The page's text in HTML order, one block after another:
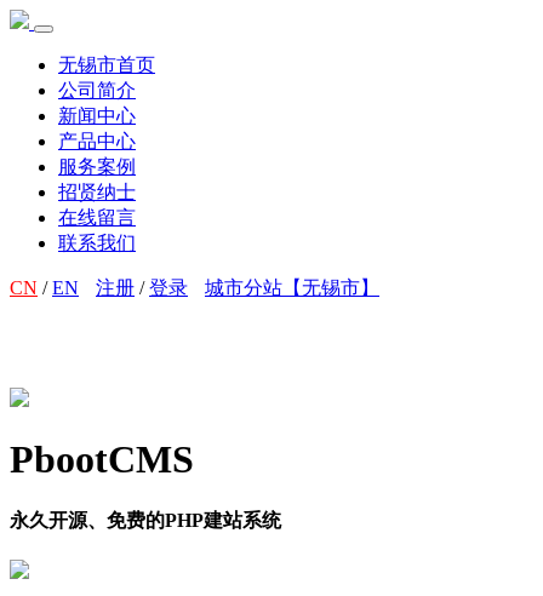
无锡市首页
公司简介
新闻中心
产品中心
服务案例
招贤纳士
在线留言
联系我们
CN /EN 注册 /登录 城市分站【无锡市】
PbootCMS
永久开源、免费的PHP建站系统